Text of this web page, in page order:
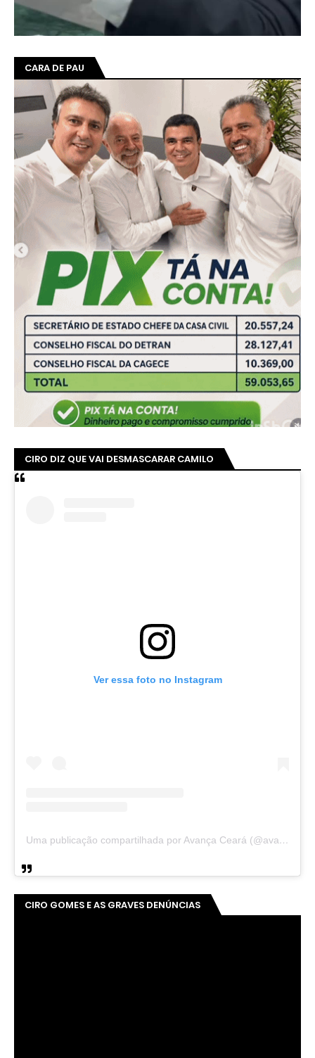
CARA DE PAU
CIRO DIZ QUE VAI DESMASCARAR CAMILO
Ver essa foto no Instagram
Uma publicação compartilhada por Avança Ceará (@avancaceara)
CIRO GOMES E AS GRAVES DENÚNCIAS